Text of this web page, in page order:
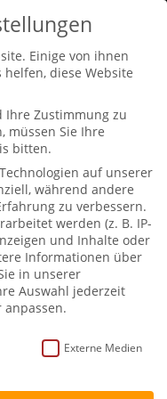
|Podcast|3
Einige von ihnen
diese Website
Ihre Zustimmung zu
müssen Sie Ihre
bitten.
auf unserer
während andere
zu verbessern.
werden (z. B. IP-
und Inhalte oder
Informationen über
in unserer
Auswahl jederzeit
Externe Medien